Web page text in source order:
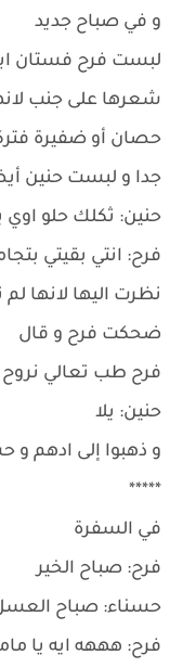
و في صباح جديد
لبست فرح فستان
شعرها على جنب
حصان أو ضفيرة
جدا و لبست حنين
حنين: ثكلك حلو اوي
فرح: انتي بقيتي
نظرت اليها لانها لم
ضحكت فرح و قال
فرح طب تعالي نروح
حنين: يلا
و ذهبوا إلى ادهم و
*****
في السفرة
فرح: صباح الخير
حسناء: صباح
فرح: هههه ايه يا